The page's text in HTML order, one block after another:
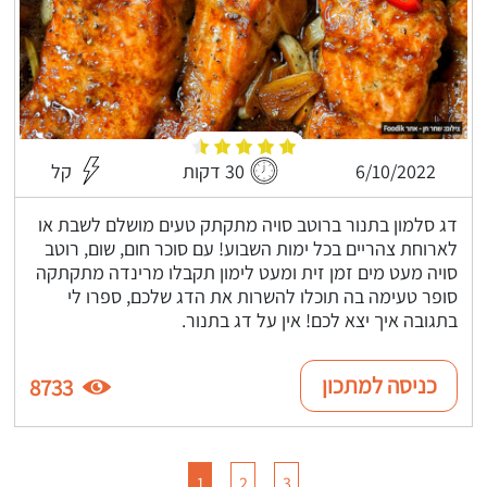
6/10/2022 30 דקות קל
דג סלמון בתנור ברוטב סויה מתקתק טעים מושלם לשבת או
לארוחת צהריים בכל ימות השבוע! עם סוכר חום, שום, רוטב
סויה מעט מים זמן זית ומעט לימון תקבלו מרינדה מתקתקה
סופר טעימה בה תוכלו להשרות את הדג שלכם, ספרו לי
בתגובה איך יצא לכם! אין על דג בתנור.
כניסה למתכון 8733
1 2 3